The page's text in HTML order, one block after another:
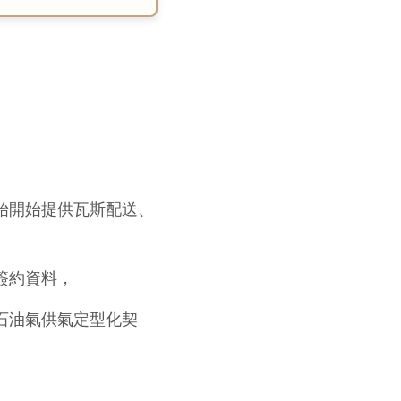
始提供瓦斯配送、
資料，
油氣供氣定型化契